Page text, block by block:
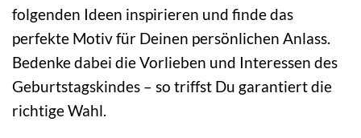
folgenden Ideen inspirieren und finde das
perfekte Motiv für Deinen persönlichen Anlass.
Bedenke dabei die Vorlieben und Interessen des
Geburtstagskindes – so triffst Du garantiert die
richtige Wahl.